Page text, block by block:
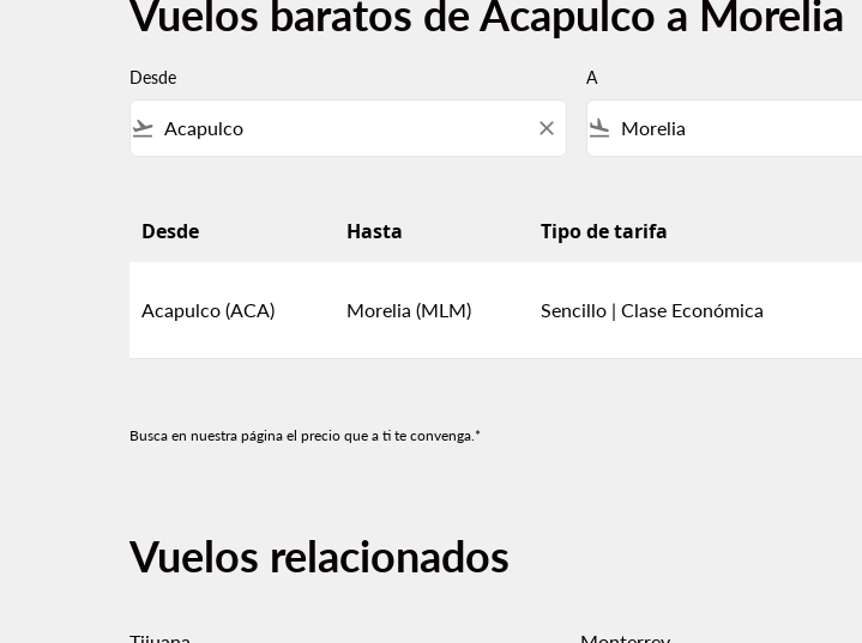
Vuelos baratos de Acapulco a Morelia
Desde
flight_takeoff close
A
flight_land
Desde Hasta Tipo de tarifa
Acapulco (ACA) Morelia (MLM) Sencillo | Clase Económica
Busca en nuestra página el precio que a ti te convenga.*
Vuelos relacionados